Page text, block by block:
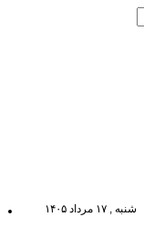
شنبه , ۱۷ مرداد ۱۴۰۵